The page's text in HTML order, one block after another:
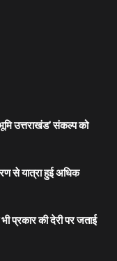
उत्तराखंड’ संकल्प को
से यात्रा हुई अधिक
भी प्रकार की देरी पर जताई